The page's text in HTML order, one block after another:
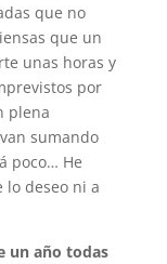
que no
que un
unas horas y
por
plena
sumando
poco… He
lo deseo ni a
un año todas